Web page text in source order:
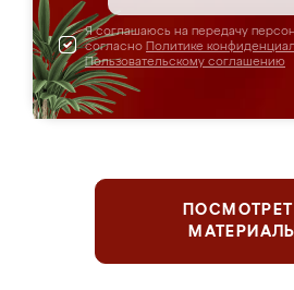
Я соглашаюсь на передачу
согласно Политике
Пользовательскому соглашению
МАТЕРИАЛЫ